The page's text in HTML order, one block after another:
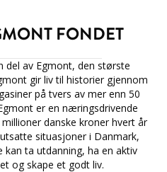
FONDET
del av Egmont, den største
gir liv til historier gjennom
på tvers av mer enn 50
er en næringsdrivende
danske kroner hvert år
situasjoner i Danmark,
kan ta utdanning, ha en aktiv
og skape et godt liv.